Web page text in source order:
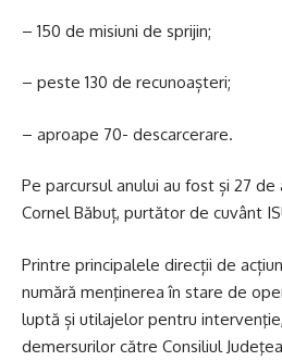
– 150 de misiuni de sprijin;
– peste 130 de recunoașteri;
– aproape 70- descarcerare.
Pe parcursul anului au fost și 27
Cornel Băbuț, purtător de cuvânt
Printre principalele direcții de
numără menţinerea în stare de
luptă și utilajelor pentru
demersurilor către Consiliul